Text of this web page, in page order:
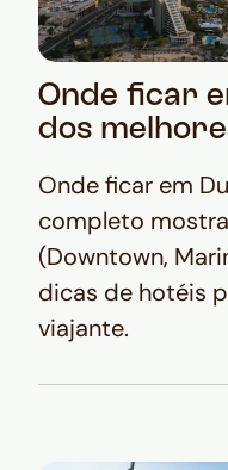
Onde ficar
dos
Onde ficar em
completo
(Downtown,
dicas de hotéis
viajante.